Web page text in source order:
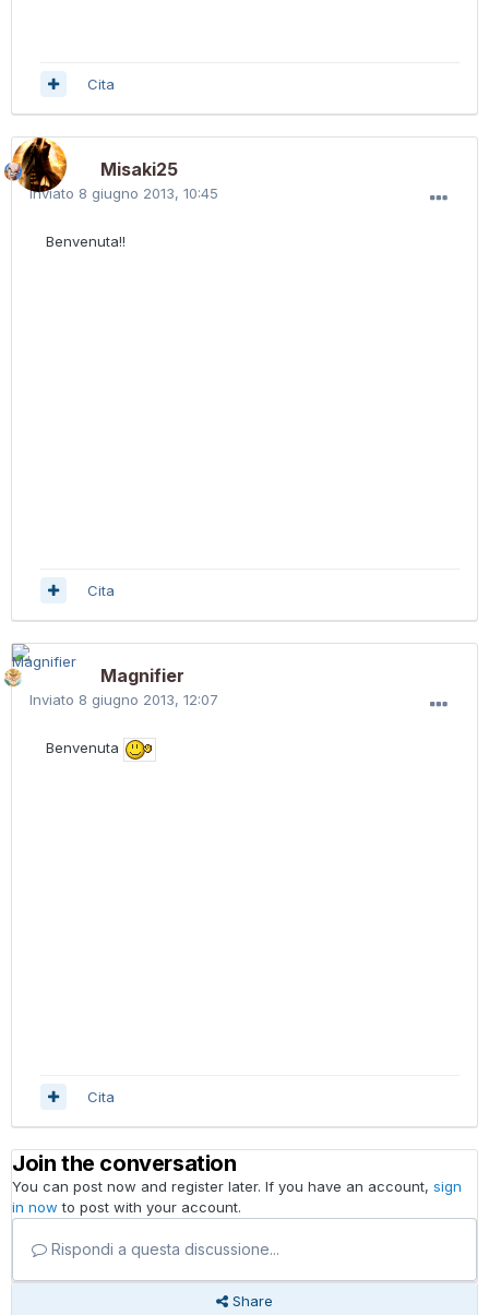
Cita
Misaki25
Inviato 8 giugno 2013, 10:45
Benvenuta!!
Cita
Magnifier
Inviato 8 giugno 2013, 12:07
Benvenuta
Cita
Join the conversation
You can post now and register later. If you have an account, sign
in now to post with your account.
Rispondi a questa discussione...
Share